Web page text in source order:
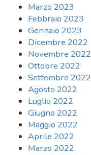
Marzo 2023
Febbraio 2023
Gennaio 2023
Dicembre 2022
Novembre 2022
Ottobre 2022
Settembre 2022
Agosto 2022
Luglio 2022
Giugno 2022
Maggio 2022
Aprile 2022
Marzo 2022